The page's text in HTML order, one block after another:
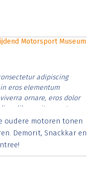
Motorsport Museum
adipiscing
eros elementum
ornare, eros dolor
libero vitae erat.
id rutrum lorem
tristique posuere.
oudere motoren tonen
Demorit, Snackkar en